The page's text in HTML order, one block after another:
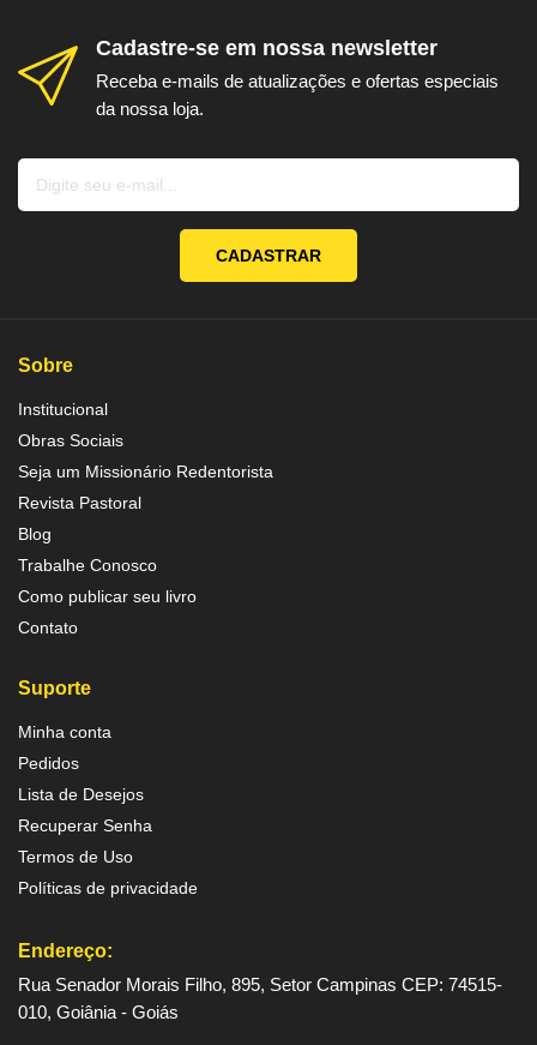
Cadastre-se em nossa newsletter
Receba e-mails de atualizações e ofertas especiais
da nossa loja.
CADASTRAR
Sobre
Institucional
Obras Sociais
Seja um Missionário Redentorista
Revista Pastoral
Blog
Trabalhe Conosco
Como publicar seu livro
Contato
Suporte
Minha conta
Pedidos
Lista de Desejos
Recuperar Senha
Termos de Uso
Políticas de privacidade
Endereço:
Rua Senador Morais Filho, 895, Setor Campinas CEP: 74515-
010, Goiânia - Goiás